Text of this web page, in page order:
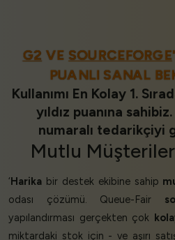
G2 VESOURCEFORGE
PUANLI SANAL
Kullanımı En Kolay 1.
yıldız puanına
numaralı tedarikçiyi
Mutlu
‘ Harika bir destek ekibine sahip
odası çözümü. Queue-Fair
yapılandırması gerçekten çok
miktardaki stok için - ve aşırı